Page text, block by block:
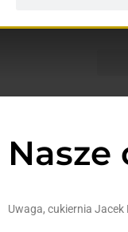
Uwaga, cukiernia Jacek